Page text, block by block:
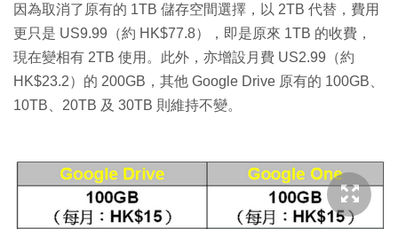
因為取消了原有的 1TB 儲存空間選擇，以 2TB 代替，費用
更只是 US9.99（約 HK$77.8），即是原來 1TB 的收費，
現在變相有 2TB 使用。此外，亦增設月費 US2.99（約
HK$23.2）的 200GB，其他 Google Drive 原有的 100GB、
10TB、20TB 及 30TB 則維持不變。